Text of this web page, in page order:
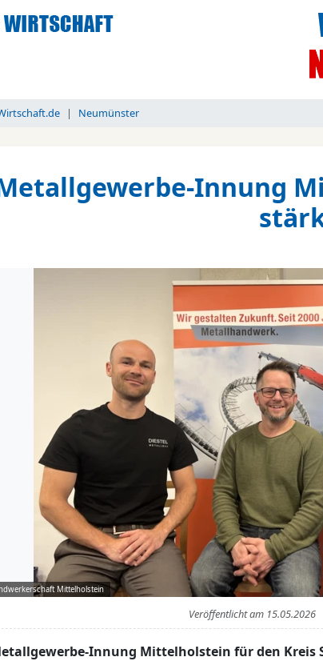
Neumünster
Innung
Mittelholstein
Veröffentlicht am 15.05.2026
Innung Mittelholstein für den Kreis